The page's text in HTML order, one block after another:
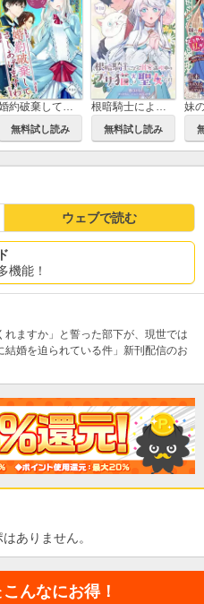
婚約破棄してさしあげますわ ～ドロボウ令嬢とお幸せに～
無料試し読み
根暗騎士による溺愛満喫中のブサ猫、実は聖女です！
無料試し読み
ウェブで読む
機能！
れますか」と誓った部下が、現世では
婚を迫られている件」新刊配信のお
ありません。
こんなにお得！